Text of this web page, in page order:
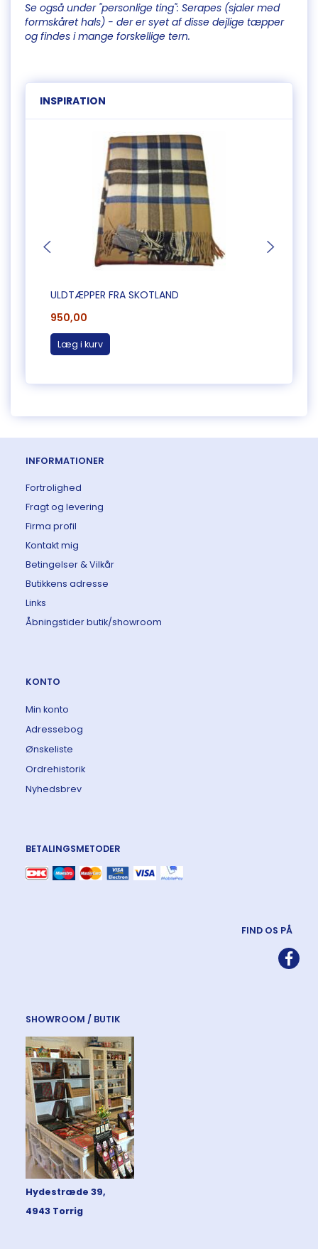
Se også under "personlige ting": Serapes (sjaler med
formskåret hals) - der er syet af disse dejlige tæpper
og findes i mange forskellige tern.
INSPIRATION
ULDTÆPPER FRA SKOTLAND
950,00
Læg i kurv
INFORMATIONER
Fortrolighed
Fragt og levering
Firma profil
Kontakt mig
Betingelser & Vilkår
Butikkens adresse
Links
Åbningstider butik/showroom
KONTO
Min konto
Adressebog
Ønskeliste
Ordrehistorik
Nyhedsbrev
BETALINGSMETODER
FIND OS PÅ
SHOWROOM / BUTIK
Hydestræde 39,
4943 Torrig